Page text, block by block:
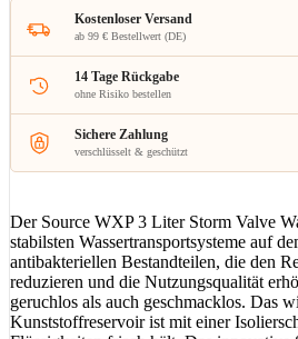
Kostenloser Versand
ab 99 € Bestellwert (DE)
14 Tage Rückgabe
ohne Risiko bestellen
Sichere Zahlung
verschlüsselt & geschützt
Der Source WXP 3 Liter Storm Valve
stabilsten Wassertransportsysteme auf
antibakteriellen Bestandteilen, die den
reduzieren und die Nutzungsqualität
geruchlos als auch geschmacklos. Das
Kunststoffreservoir ist mit einer